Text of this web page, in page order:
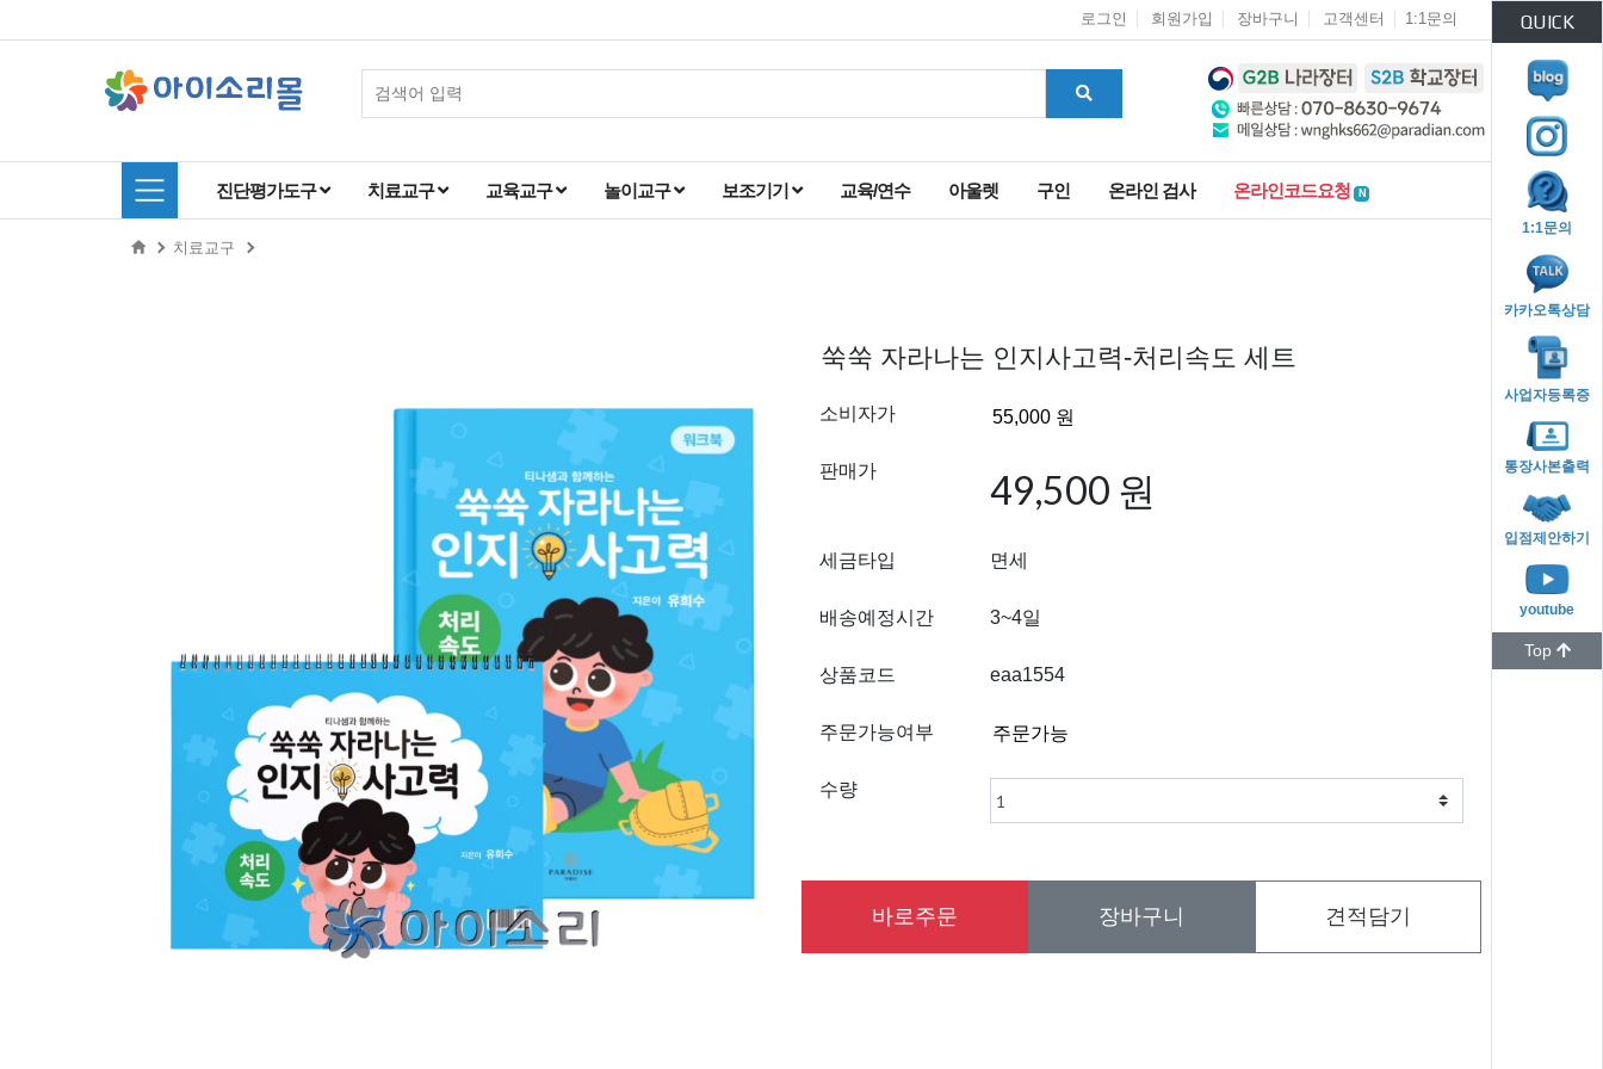
QUICK
1:1문의
카카오톡상담
사업자등록증
통장사본출력
입점제안하기
youtube
Top
로그인 회원가입 장바구니 고객센터 1:1문의
진단평가도구 치료교구 교육교구 놀이교구 보조기기 교육/연수 아울렛 구인 온라인 검사 온라인코드요청 N
치료교구
쑥쑥 자라나는 인지사고력-처리속도 세트
소비자가
판매가 49,500 원
세금타입 면세
배송예정시간 3~4일
상품코드 eaa1554
주문가능여부
수량
바로주문 장바구니 견적담기